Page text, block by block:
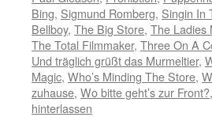
Bing, Sigmund Romberg, Singin In
Bellboy, The Big Store, The Ladies
The Total Filmmaker, Three On A
Und träglich grüßt das Murmeltier,
Magic, Who’s Minding The Store,
zuhause, Wo bitte geht’s zur Front?,
hinterlassen